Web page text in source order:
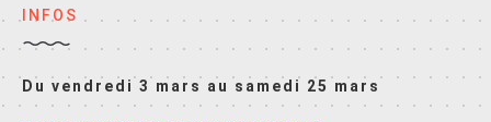
INFOS
Du vendredi 3 mars au samedi 25 mars